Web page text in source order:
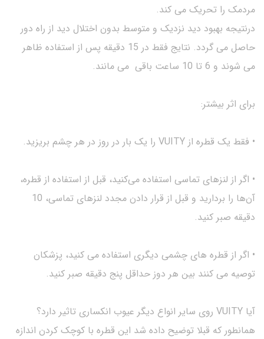
مردمک را تحریک می کند.
درنتیجه بهبود دید نزدیک و متوسط بدون اختلال دید از راه دور
حاصل می گردد. نتایج فقط در 15 دقیقه پس از استفاده ظاهر
می شوند و 6 تا 10 ساعت باقی می مانند.
برای اثر بیشتر:
• فقط یک قطره از VUITY را یک بار در روز در هر چشم بریزید.
• اگر از لنزهای تماسی استفاده می‌کنید، قبل از استفاده از قطره،
آن‌ها را بردارید و قبل از قرار دادن مجدد لنزهای تماسی، 10
دقیقه صبر کنید.
• اگر از قطره های چشمی دیگری استفاده می کنید، پزشکان
توصیه می کنند بین هر دوز حداقل پنج دقیقه صبر کنید.
آیا VUITY روی سایر انواع دیگر عیوب انکساری تاثیر دارد؟
همانطور که قبلا توضیح داده شد این قطره با کوچک کردن اندازه